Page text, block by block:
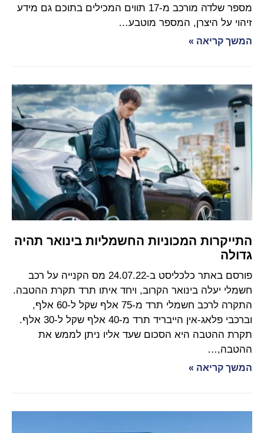
מספר שלדה מורכב מ-17 תווים המכילים בתוכם גם מידע
זיהוי על היצרן, המספר מוטבע…
המשך קריאה »
התייקרות המכוניות החשמליות בינואר תהיה
גדולה
פורסם באתר כלכליסט ב-24.07.22 מס הקנייה על רכב
חשמלי יעלה בינואר הקרוב, ויחד איתו תרד תקרת ההטבה.
התקרה לרכב חשמלי תרד מ-75 אלף שקל ל-60 אלף,
וברכבי פלאג-אין הייבריד תרד מ-40 אלף שקל ל-30 אלף.
תקרת ההטבה היא הסכום שעד אליו ניתן לממש את
ההטבה,…
המשך קריאה »